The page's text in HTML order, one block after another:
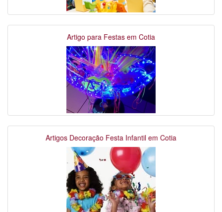
Artigo para Festas em Cotia
Artigos Decoração Festa Infantil em Cotia